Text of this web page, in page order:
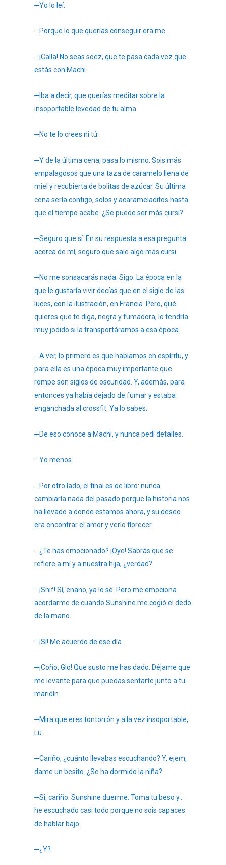
─Yo lo leí.
─Porque lo que querías conseguir era me…
─¡Calla! No seas soez, que te pasa cada vez que
estás con Machi.
─Iba a decir, que querías meditar sobre la
insoportable levedad de tu alma.
─No te lo crees ni tú.
─Y de la última cena, pasa lo mismo. Sois más
empalagosos que una taza de caramelo llena de
miel y recubierta de bolitas de azúcar. Su última
cena sería contigo, solos y acarameladitos hasta
que el tiempo acabe. ¿Se puede ser más cursi?
─Seguro que sí. En su respuesta a esa pregunta
acerca de mí, seguro que sale algo más cursi.
─No me sonsacarás nada. Sigo. La época en la
que le gustaría vivir decías que en el siglo de las
luces, con la ilustración, en Francia. Pero, qué
quieres que te diga, negra y fumadora, lo tendría
muy jodido si la transportáramos a esa época.
─A ver, lo primero es que hablamos en espíritu, y
para ella es una época muy importante que
rompe son siglos de oscuridad. Y, además, para
entonces ya había dejado de fumar y estaba
enganchada al crossfit. Ya lo sabes.
─De eso conoce a Machi, y nunca pedí detalles.
─Yo menos.
─Por otro lado, el final es de libro: nunca
cambiaría nada del pasado porque la historia nos
ha llevado a donde estamos ahora, y su deseo
era encontrar el amor y verlo florecer.
─¿Te has emocionado? ¡Oye! Sabrás que se
refiere a mí y a nuestra hija, ¿verdad?
─¡Snif! Sí, enano, ya lo sé. Pero me emociona
acordarme de cuando Sunshine me cogió el dedo
de la mano.
─¡Sí! Me acuerdo de ese día.
─¡Coño, Gio! Que susto me has dado. Déjame que
me levante para que puedas sentarte junto a tu
maridín.
─Mira que eres tontorrón y a la vez insoportable,
Lu.
─Cariño, ¿cuánto llevabas escuchando? Y, ejem,
dame un besito. ¿Se ha dormido la niña?
─Si, cariño. Sunshine duerme. Toma tu beso y…
he escuchado casi todo porque no sois capaces
de hablar bajo.
─¿Y?